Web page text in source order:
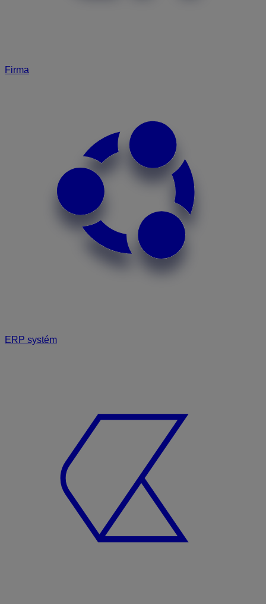
Firma
ERP systém